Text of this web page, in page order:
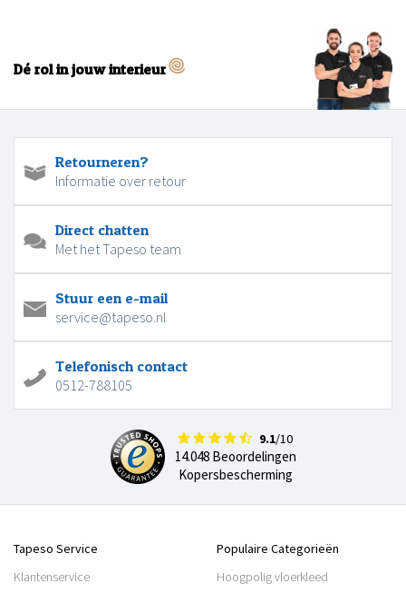
Dé rol in jouw interieur
Retourneren?
Informatie over retour
Direct chatten
Met het Tapeso team
Stuur een e-mail
service@tapeso.nl
Telefonisch contact
0512-788105
9.1/10
14.048 Beoordelingen
Kopersbescherming
Tapeso Service
Klantenservice
Populaire Categorieën
Hoogpolig vloerkleed